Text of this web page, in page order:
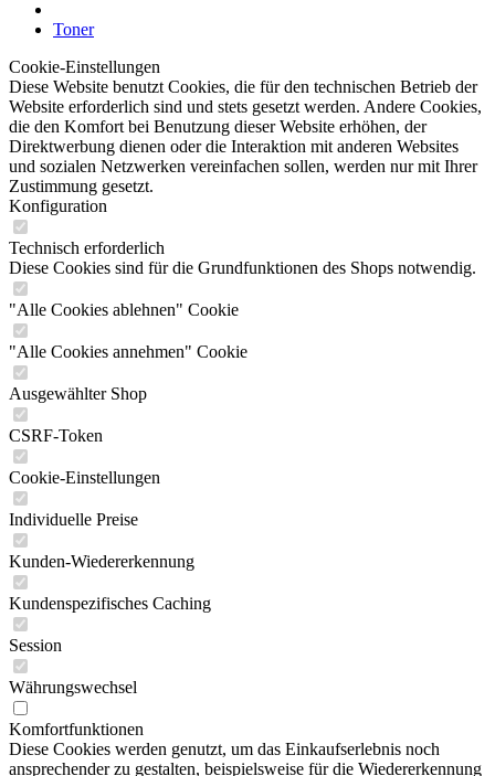
Toner
Cookie-Einstellungen
Diese Website benutzt Cookies, die für den technischen Betrieb der
Website erforderlich sind und stets gesetzt werden. Andere Cookies,
die den Komfort bei Benutzung dieser Website erhöhen, der
Direktwerbung dienen oder die Interaktion mit anderen Websites
und sozialen Netzwerken vereinfachen sollen, werden nur mit Ihrer
Zustimmung gesetzt.
Konfiguration
Technisch erforderlich
Diese Cookies sind für die Grundfunktionen des Shops notwendig.
"Alle Cookies ablehnen" Cookie
"Alle Cookies annehmen" Cookie
Ausgewählter Shop
CSRF-Token
Cookie-Einstellungen
Individuelle Preise
Kunden-Wiedererkennung
Kundenspezifisches Caching
Session
Währungswechsel
Komfortfunktionen
Diese Cookies werden genutzt, um das Einkaufserlebnis noch
ansprechender zu gestalten, beispielsweise für die Wiedererkennung